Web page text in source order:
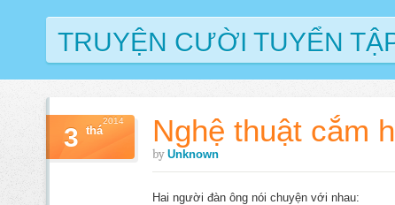
TRUYỆN CƯỜI TUYỂN
Nghệ thuật cắm
by Unknown
3 thá
2014
Hai người đàn ông nói chuyện với nhau: